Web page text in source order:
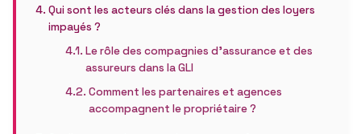
Qui sont les acteurs clés dans la gestion des loyers
impayés ?
Le rôle des compagnies d’assurance et des
assureurs dans la GLI
Comment les partenaires et agences
accompagnent le propriétaire ?